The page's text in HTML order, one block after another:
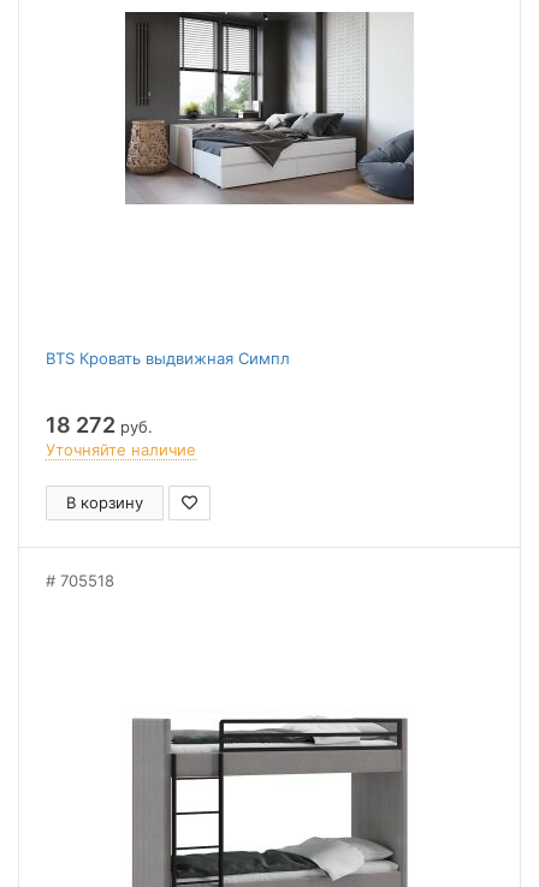
BTS Кровать выдвижная Симпл
18 272 руб.
Уточняйте наличие
В корзину
705518